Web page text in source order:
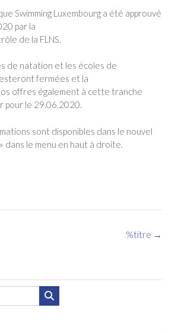
Swimming Luxembourg a été approuvé
par la
de la FLNS.
de natation et les écoles de
fermées et la
offres également à cette tranche
pour le 29.06.2020.
sont disponibles dans le nouvel
dans le menu en haut à droite.
%titre →